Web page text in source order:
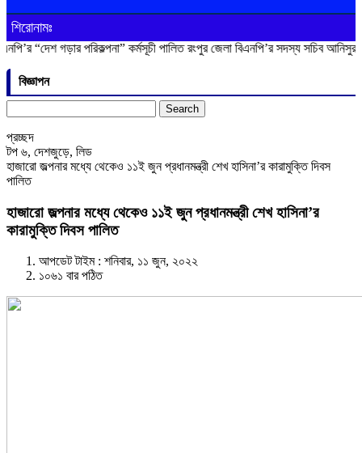
শিরোনামঃ
গড়ার পরিকল্পনা” কর্মসূচী পালিত রংপুর জেলা বিএনপি’র সদস্য সচিব আনিসুর রহমান
বিজ্ঞাপন
for:
প্রচ্ছদ
টপ ৬, দেশজুড়ে, লিড
হাজারো জল্পনার মধ্যে থেকেও ১১ই জুন প্রধানমন্ত্রী শেখ হাসিনা’র কারামুক্তি দিবস
পালিত
হাজারো জল্পনার মধ্যে থেকেও ১১ই জুন প্রধানমন্ত্রী শেখ হাসিনা’র
কারামুক্তি দিবস পালিত
আপডেট টাইম : শনিবার, ১১ জুন, ২০২২
১০৬১ বার পঠিত